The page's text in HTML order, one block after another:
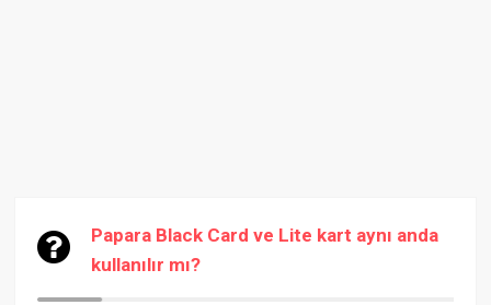
Papara Black Card ve Lite kart aynı anda
kullanılır mı?